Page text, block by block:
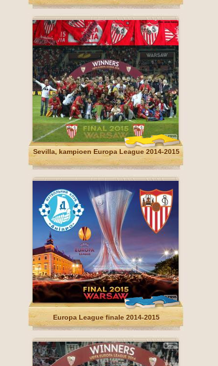
Sevilla, kampioen Europa League 2014-2015
Europa League finale 2014-2015